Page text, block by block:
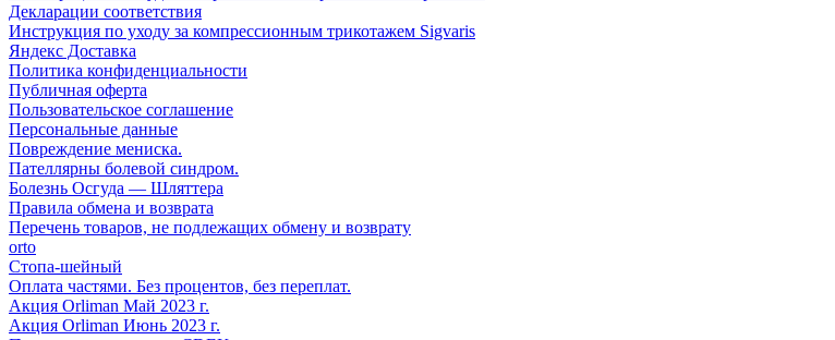
Декларации соответствия
Инструкция по уходу за компрессионным трикотажем Sigvaris
Яндекс Доставка
Политика конфиденциальности
Публичная оферта
Пользовательское соглашение
Персональные данные
Повреждение мениска.
Пателлярны болевой синдром.
Болезнь Осгуда — Шляттера
Правила обмена и возврата
Перечень товаров, не подлежащих обмену и возврату
orto
Стопа-шейный
Оплата частями. Без процентов, без переплат.
Акция Orliman Май 2023 г.
Акция Orliman Июнь 2023 г.